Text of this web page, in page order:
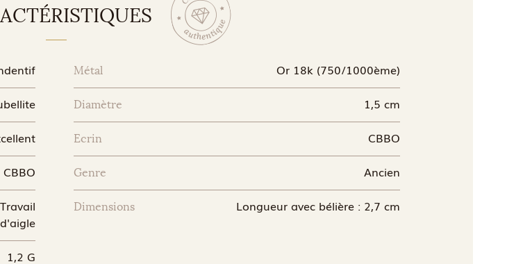
Métal Or 18k (750/1000ème)
Diamètre 1,5 cm
Ecrin CBBO
CBBO Genre Ancien
Dimensions Longueur avec bélière : 2,7 cm
1,2 G